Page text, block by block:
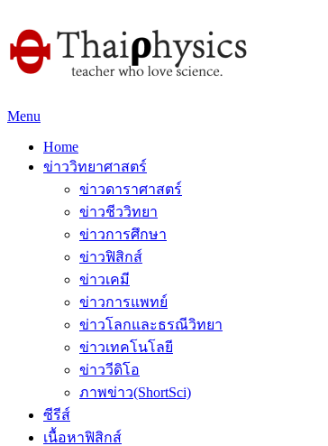
Menu
Home
ข่าววิทยาศาสตร์
ข่าวดาราศาสตร์
ข่าวชีววิทยา
ข่าวการศึกษา
ข่าวฟิสิกส์
ข่าวเคมี
ข่าวการแพทย์
ข่าวโลกและธรณีวิทยา
ข่าวเทคโนโลยี
ข่าววีดิโอ
ภาพข่าว(ShortSci)
ซีรีส์
เนื้อหาฟิสิกส์